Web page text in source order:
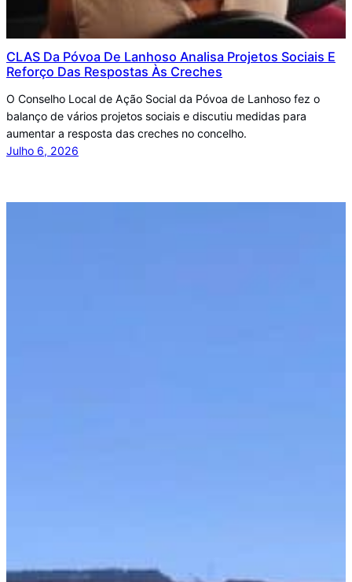
CLAS Da Póvoa De Lanhoso Analisa Projetos Sociais E
Reforço Das Respostas Às Creches
O Conselho Local de Ação Social da Póvoa de Lanhoso fez o
balanço de vários projetos sociais e discutiu medidas para
aumentar a resposta das creches no concelho.
Julho 6, 2026